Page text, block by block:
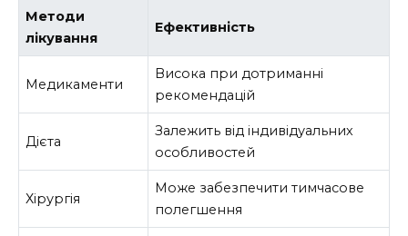
Методи
лікування
Ефективність
Медикаменти
Висока при дотриманні
рекомендацій
Дієта
Залежить від індивідуальних
особливостей
Хірургія
Може забезпечити тимчасове
полегшення